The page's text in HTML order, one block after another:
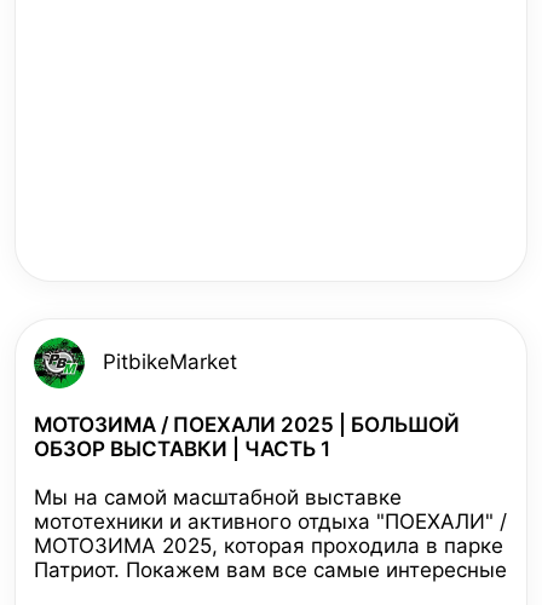
PitbikeMarket
МОТОЗИМА / ПОЕХАЛИ 2025 | БОЛЬШОЙ
ОБЗОР ВЫСТАВКИ | ЧАСТЬ 1
Мы на самой масштабной выставке
мототехники и активного отдыха "ПОЕХАЛИ" /
МОТОЗИМА 2025, которая проходила в парке
Патриот. Покажем вам все самые интересные